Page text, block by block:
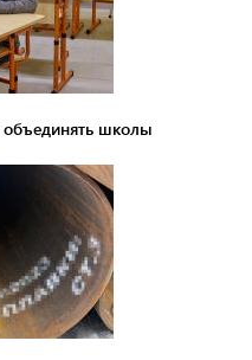
объединять школы